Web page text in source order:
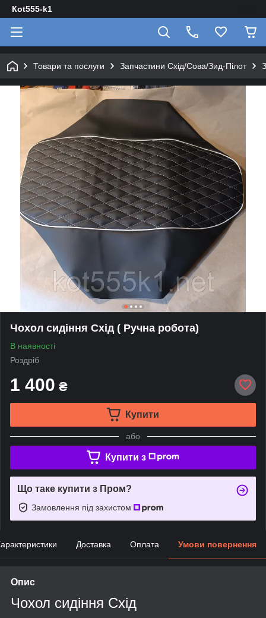
Кot555-k1
Товари та послуги Запчастини Схід/Сова/Зид-Пілот
Чохол сидіння Схід ( Ручна робота)
В наявності
Роздріб
1 400 ₴
Купити
або
Купити з
Що таке купити з Пром?
Замовлення під захистом
Доставка Оплата Умови повернення
Опис
Чохол сидіння Схід